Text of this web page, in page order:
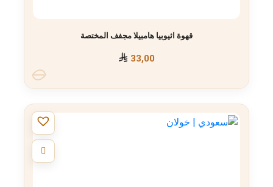
قهوة اثيوبيا هامبيلا مجفف المختصة
33,00